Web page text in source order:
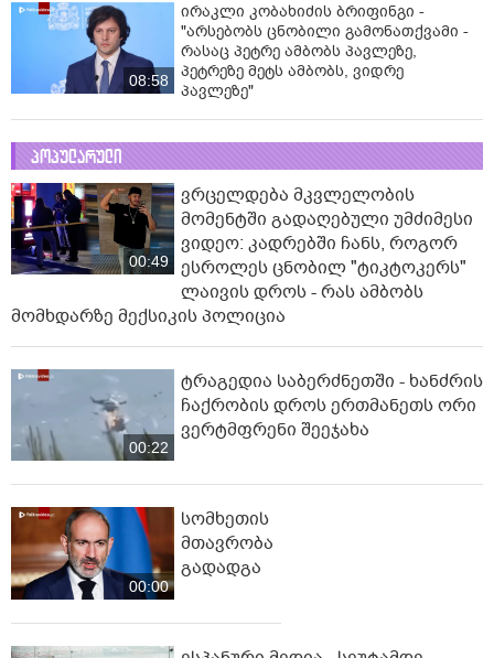
08:58
ირაკლი კობახიძის ბრიფინგი -
"არსებობს ცნობილი გამონათქვამი -
რასაც პეტრე ამბობს პავლეზე,
პეტრეზე მეტს ამბობს, ვიდრე
პავლეზე"
პოპულარული
00:49
ვრცელდება მკვლელობის
მომენტში გადაღებული უმძიმესი
ვიდეო: კადრებში ჩანს, როგორ
ესროლეს ცნობილ "ტიკტოკერს"
ლაივის დროს - რას ამბობს
მომხდარზე მექსიკის პოლიცია
00:22
ტრაგედია საბერძნეთში - ხანძრის
ჩაქრობის დროს ერთმანეთს ორი
ვერტმფრენი შეეჯახა
00:00
სომხეთის
მთავრობა
გადადგა